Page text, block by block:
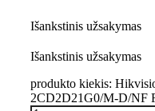
Išankstinis užsakymas
Išankstinis užsakymas
produkto kiekis:
2CD2D21G0/M-D/NF